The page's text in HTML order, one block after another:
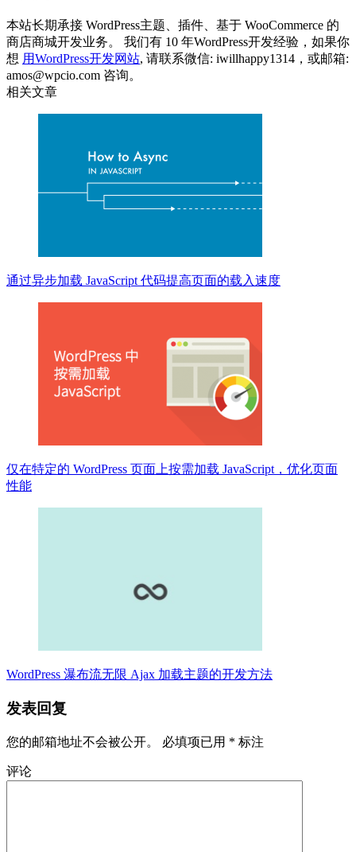
本站长期承接 WordPress主题、插件、基于 WooCommerce 的
商店商城开发业务。 我们有 10 年WordPress开发经验，如果你
想 用WordPress开发网站, 请联系微信: iwillhappy1314，或邮箱:
amos@wpcio.com 咨询。
相关文章
通过异步加载 JavaScript 代码提高页面的载入速度
仅在特定的 WordPress 页面上按需加载 JavaScript，优化页面
性能
WordPress 瀑布流无限 Ajax 加载主题的开发方法
发表回复
您的邮箱地址不会被公开。 必填项已用 * 标注
评论